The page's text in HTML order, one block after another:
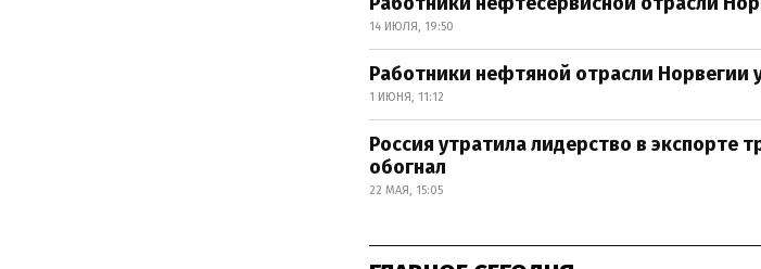
14 ИЮЛЯ, 19:50
Работники нефтяной отрасли Норвегии
1 ИЮНЯ, 11:12
Россия утратила лидерство в экспорте
обогнал
22 МАЯ, 15:05